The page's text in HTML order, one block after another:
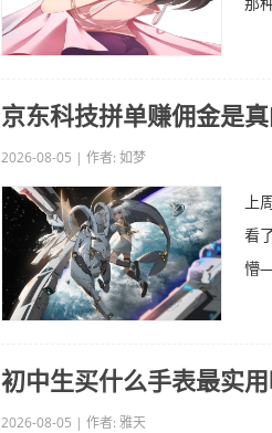
京东科技拼单赚佣金是
2026-08-05 | 作者: 如梦
上
看
懵
初中生买什么手表最实
2026-08-05 | 作者: 雅天